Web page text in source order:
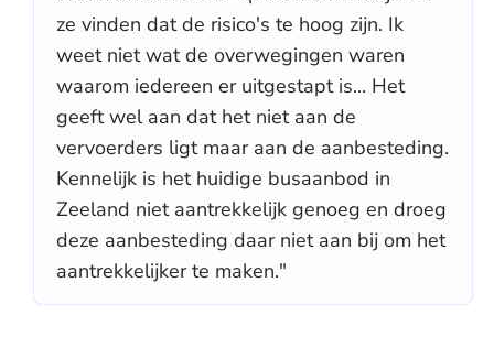
ze vinden dat de risico's te hoog zijn. Ik
weet niet wat de overwegingen waren
waarom iedereen er uitgestapt is... Het
geeft wel aan dat het niet aan de
vervoerders ligt maar aan de aanbesteding.
Kennelijk is het huidige busaanbod in
Zeeland niet aantrekkelijk genoeg en droeg
deze aanbesteding daar niet aan bij om het
aantrekkelijker te maken."